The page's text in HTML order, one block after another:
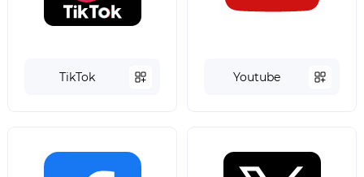
TikTok Youtube